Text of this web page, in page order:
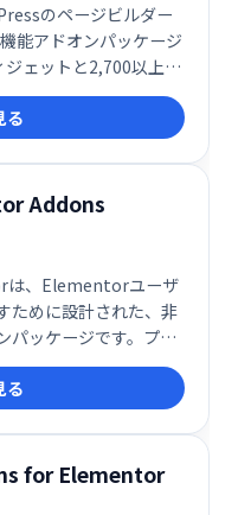
のページビルダー
能アドオンパッケージ
ェットと2,700以上の
ションを備えた、まさ
イン支援ツールで
、実用性に富んだ豊富
者から上級者まで、あ
的に効率化してくれ
る
Addons
、Elementorユーザ
ために設計された、非
パッケージです。プロ
心者にも扱いやすいイ
で、世界中の
います。現在、無料60
ェットが提供されてお
高い評価を得ていま
る
for Elementor